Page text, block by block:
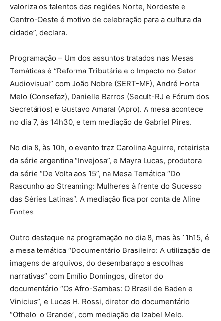
valoriza os talentos das regiões Norte, Nordeste e
Centro-Oeste é motivo de celebração para a cultura da
cidade”, declara.
Programação – Um dos assuntos tratados nas Mesas
Temáticas é “Reforma Tributária e o Impacto no Setor
Audiovisual” com João Nobre (SERT-MF), André Horta
Melo (Consefaz), Danielle Barros (Secult-RJ e Fórum dos
Secretários) e Gustavo Amaral (Apro). A mesa acontece
no dia 7, às 14h30, e tem mediação de Gabriel Pires.
No dia 8, às 10h, o evento traz Carolina Aguirre, roteirista
da série argentina “Invejosa”, e Mayra Lucas, produtora
da série “De Volta aos 15”, na Mesa Temática “Do
Rascunho ao Streaming: Mulheres à frente do Sucesso
das Séries Latinas”. A mediação fica por conta de Aline
Fontes.
Outro destaque na programação no dia 8, mas às 11h15, é
a mesa temática “Documentário Brasileiro: A utilização de
imagens de arquivos, do desembaraço a escolhas
narrativas” com Emílio Domingos, diretor do
documentário “Os Afro-Sambas: O Brasil de Baden e
Vinicius”, e Lucas H. Rossi, diretor do documentário
“Othelo, o Grande”, com mediação de Izabel Melo.